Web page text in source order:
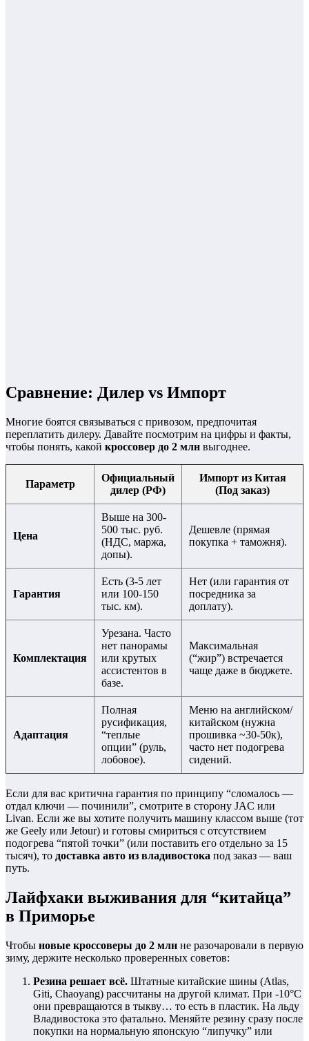
Сравнение: Дилер vs Импорт
Многие боятся связываться с привозом, предпочитая
переплатить дилеру. Давайте посмотрим на цифры и факты,
чтобы понять, какой кроссовер до 2 млн выгоднее.
Параметр
Официальный
дилер (РФ)
Импорт из Китая
(Под заказ)
Цена
Выше на 300-
500 тыс. руб.
(НДС, маржа,
допы).
Дешевле (прямая
покупка + таможня).
Гарантия
Есть (3-5 лет
или 100-150
тыс. км).
Нет (или гарантия от
посредника за
доплату).
Комплектация
Урезана. Часто
нет панорамы
или крутых
ассистентов в
базе.
Максимальная
(“жир”) встречается
чаще даже в бюджете.
Адаптация
Полная
русификация,
“теплые
опции” (руль,
лобовое).
Меню на английском/
китайском (нужна
прошивка ~30-50к),
часто нет подогрева
сидений.
Если для вас критична гарантия по принципу “сломалось —
отдал ключи — починили”, смотрите в сторону JAC или
Livan. Если же вы хотите получить машину классом выше (тот
же Geely или Jetour) и готовы смириться с отсутствием
подогрева “пятой точки” (или поставить его отдельно за 15
тысяч), то доставка авто из владивостока под заказ — ваш
путь.
Лайфхаки выживания для “китайца”
в Приморье
Чтобы новые кроссоверы до 2 млн не разочаровали в первую
зиму, держите несколько проверенных советов:
Резина решает всё. Штатные китайские шины (Atlas,
Giti, Chaoyang) рассчитаны на другой климат. При -10°C
они превращаются в тыкву… то есть в пластик. На льду
Владивостока это фатально. Меняйте резину сразу после
покупки на нормальную японскую “липучку” или